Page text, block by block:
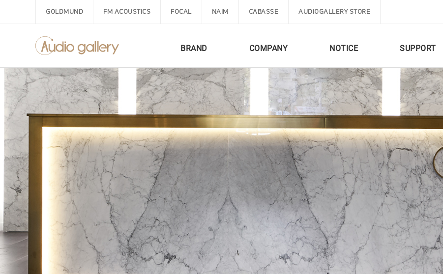
GOLDMUND FM ACOUSTICS FOCAL NAIM CABASSE AUDIOGALLERY STORE
BRAND COMPANY NOTICE SUPPORT